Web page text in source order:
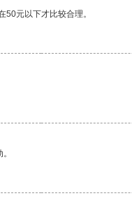
元以下才比较合理。